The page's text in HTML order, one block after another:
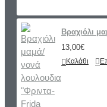
Βραχιόλι
13,00€
Καλάθι